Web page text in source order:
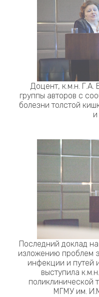
Доцент, к.м.н. Г.А.
группы авторов с
болезни толстой
Последний доклад
изложению проблем
инфекции и путей
выступила
поликлинической
МГМУ им.